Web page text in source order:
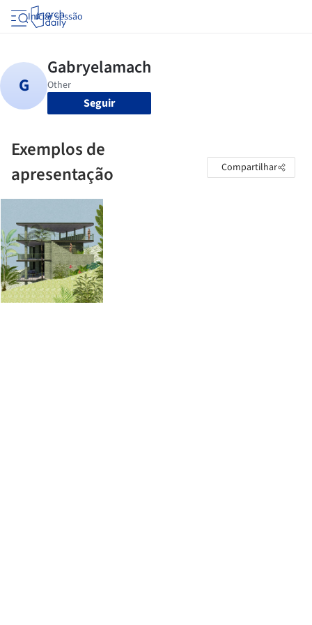
Iniciar sessão
Seguir
Exemplos de
apresentação
Compartilhar